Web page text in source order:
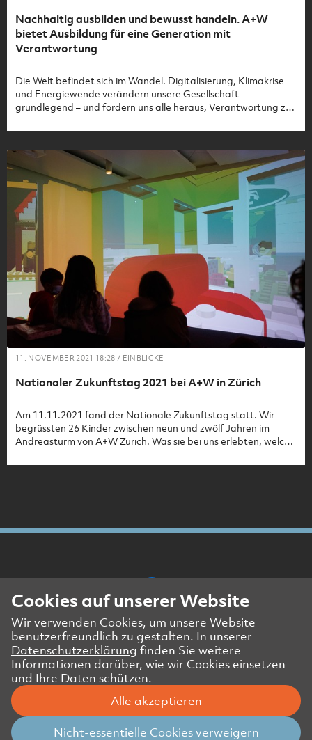
Nachhaltig ausbilden und bewusst handeln. A+W
bietet Ausbildung für eine Generation mit
Verantwortung
Die Welt befindet sich im Wandel. Digitalisierung, Klimakrise
und Energiewende verändern unsere Gesellschaft
grundlegend – und fordern uns alle heraus, Verantwortung zu
Fachkräfte von morgen brauchen mehr als nur technisches
Wissen. Sie brauchen Werte. Sie brauchen Visionen. Und sie
brauchen eine fundierte Ausbildung, die über das rein
Berufliche hinausgeht.
11. NOVEMBER 2021 18:28 / EINBLICKE
Nationaler Zukunftstag 2021 bei A+W in Zürich
Am 11.11.2021 fand der Nationale Zukunftstag statt. Wir
begrüssten 26 Kinder zwischen neun und zwölf Jahren im
Andreasturm von A+W Zürich. Was sie bei uns erlebten, welche
worauf sich die Kinder am meisten freuten, erfahren Sie im
Presse- und Medienkontakt
Impressum
Datenschutzerklärung Website
Datenschutzerklärung Geschäftspartner
© Amstein + Walthert Holding AG
Cookies auf unserer Website
Wir verwenden Cookies, um unsere Website
benutzerfreundlich zu gestalten. In unserer
Datenschutzerklärung finden Sie weitere
Informationen darüber, wie wir Cookies einsetzen
und Ihre Daten schützen.
Alle akzeptieren
Nicht-essentielle Cookies verweigern